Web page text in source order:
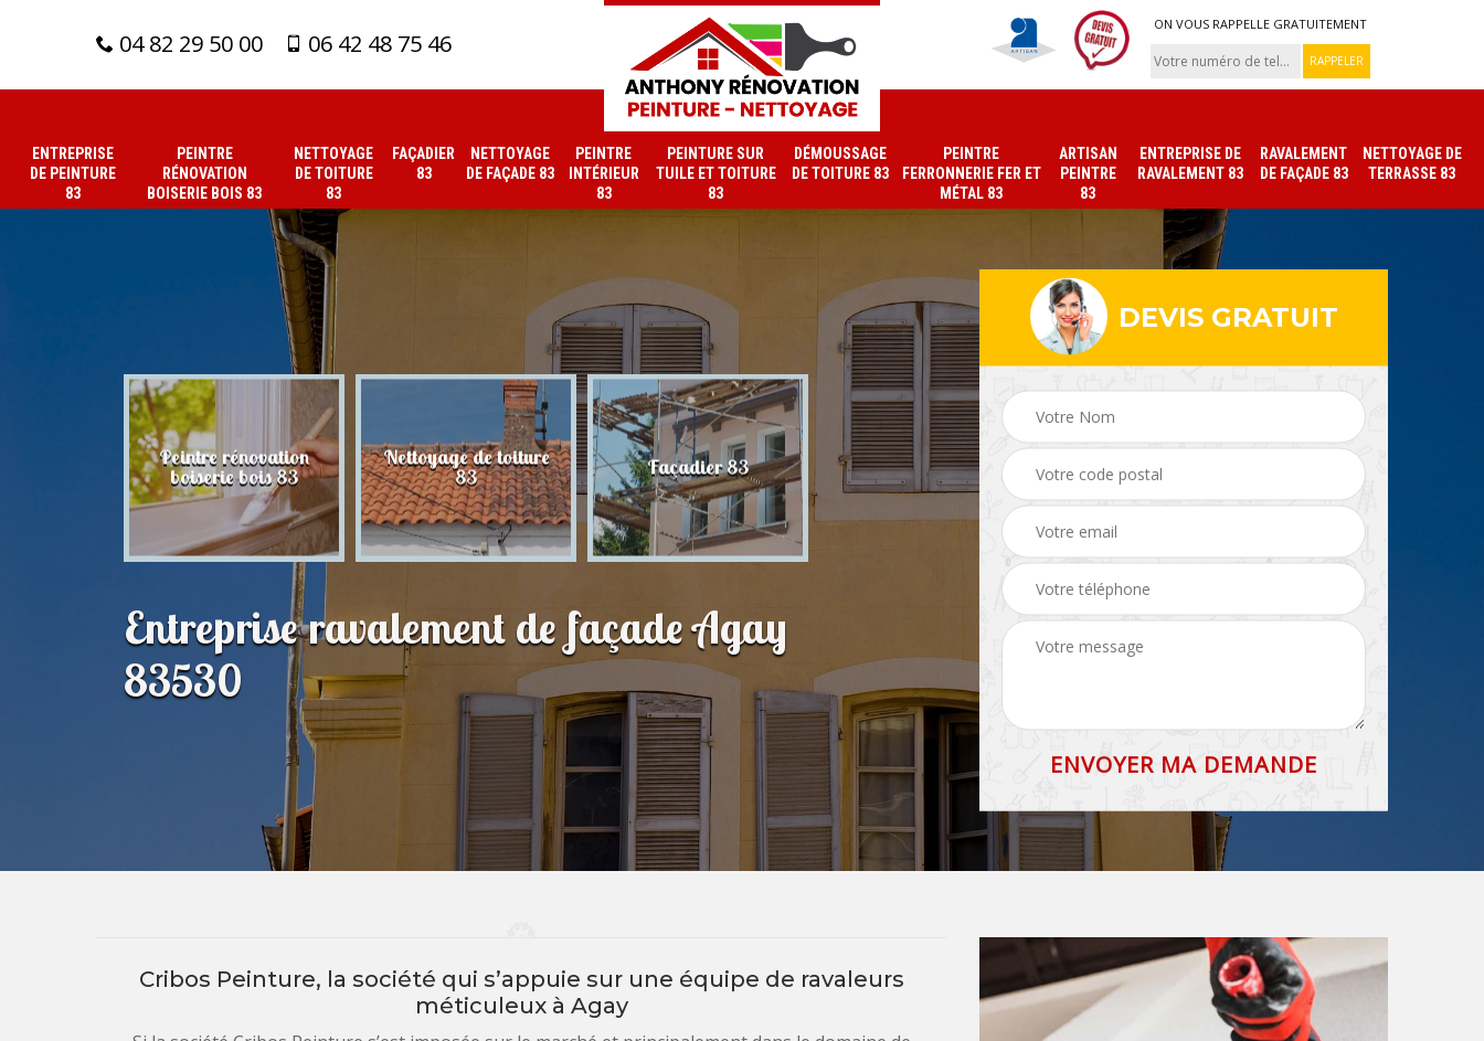
04 82 29 50 00 06 42 48 75 46
ON VOUS RAPPELLE GRATUITEMENT
ENTREPRISE
DE PEINTURE
83
PEINTRE
RÉNOVATION
BOISERIE BOIS 83
NETTOYAGE
DE TOITURE
83
FAÇADIER
83
NETTOYAGE
DE FAÇADE 83
PEINTRE
INTÉRIEUR
83
PEINTURE SUR
TUILE ET TOITURE
83
DÉMOUSSAGE
DE TOITURE 83
PEINTRE
FERRONNERIE FER ET
MÉTAL 83
ARTISAN
PEINTRE
83
ENTREPRISE DE
RAVALEMENT 83
RAVALEMENT
DE FAÇADE 83
NETTOYAGE DE
TERRASSE 83
Peintre rénovation
boiserie bois 83
Nettoyage de toiture
83 Façadier 83 Nettoyage de façade
83 Peintre intérieur 83 Peinture sur tuile et
toiture 83
Entreprise ravalement de façade Agay
83530
DEVIS GRATUIT
Cribos Peinture, la société qui s’appuie sur une équipe de ravaleurs
méticuleux à Agay